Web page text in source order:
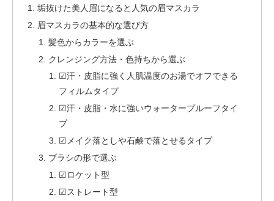
垢抜けた美人眉になると人気の眉マスカラ
眉マスカラの基本的な選び方
髪色からカラーを選ぶ
クレンジング方法・色持ちから選ぶ
☑汗・皮脂に強く人肌温度のお湯でオフできる
フィルムタイプ
☑汗・皮脂・水に強いウォータープルーフタイ
プ
☑メイク落としや石鹸で落とせるタイプ
ブラシの形で選ぶ
☑ロケット型
☑ストレート型